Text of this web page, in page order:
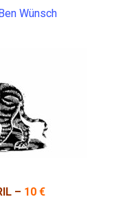
Wünsch
– 10 €